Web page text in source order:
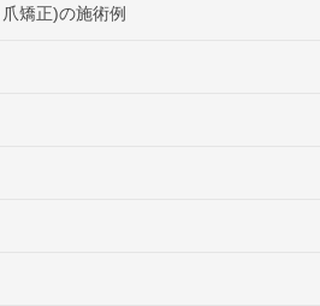
矯正)の施術例